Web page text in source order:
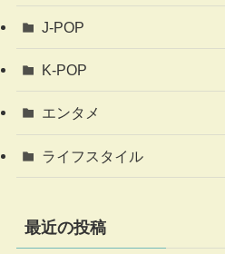
J-POP
K-POP
エンタメ
ライフスタイル
最近の投稿